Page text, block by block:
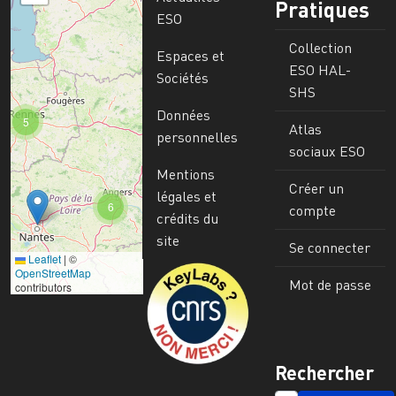
6
5
Leaflet | ©
OpenStreetMap
contributors
ESO
Espaces et
Sociétés
Données
personnelles
Mentions
légales et
crédits du
site
Image
Pratiques
Collection
ESO HAL-
SHS
Atlas
sociaux ESO
Créer un
compte
Se connecter
Mot de passe
Rechercher